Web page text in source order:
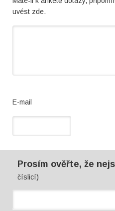
uvést zde.
E-mail
Prosím ověřte, že
číslicí)